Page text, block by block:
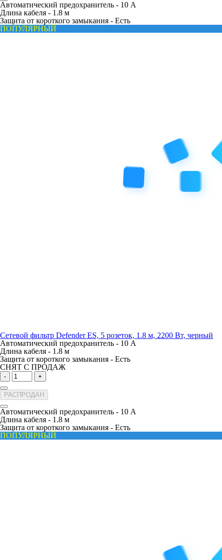
Автоматический предохранитель - 10 А
Длина кабеля - 1.8 м
Защита от короткого замыкания - Есть
ПОПУЛЯРНЫЙ
Сетевой фильтр Defender ES, 5 розеток, 1.8 м, 2200 Вт, черный
Автоматический предохранитель - 10 А
Длина кабеля - 1.8 м
Защита от короткого замыкания - Есть
СНЯТ С ПРОДАЖ
- +
РАСПРОДАН
Автоматический предохранитель - 10 А
Длина кабеля - 1.8 м
Защита от короткого замыкания - Есть
ПОПУЛЯРНЫЙ